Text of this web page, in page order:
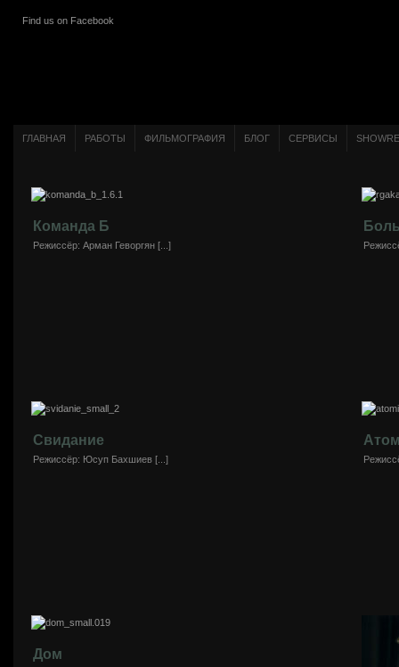
Find us on Facebook
ГЛАВНАЯ РАБОТЫ ФИЛЬМОГРАФИЯ БЛОГ СЕРВИСЫ
Команда Б
Режиссёр: Арман Геворгян [...]
Свидание
Режиссёр: Юсуп Бахшиев [...]
Дом